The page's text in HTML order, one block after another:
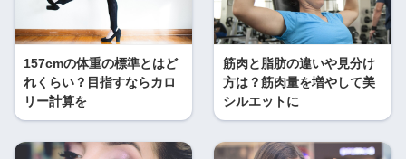
157cmの体重の標準とはど
れくらい？目指すならカロ
リー計算を
筋肉と脂肪の違いや見分け
方は？筋肉量を増やして美
シルエットに